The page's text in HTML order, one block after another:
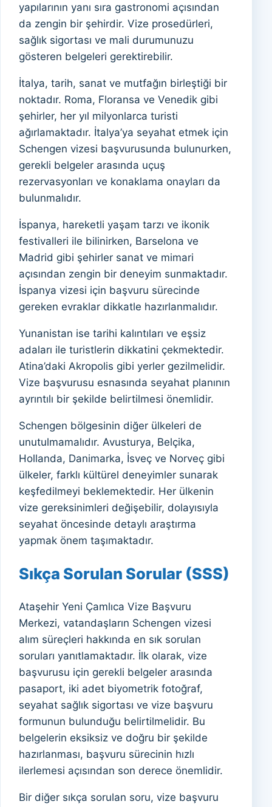
yapılarının yanı sıra gastronomi açısından
da zengin bir şehirdir. Vize prosedürleri,
sağlık sigortası ve mali durumunuzu
gösteren belgeleri gerektirebilir.
İtalya, tarih, sanat ve mutfağın birleştiği bir
noktadır. Roma, Floransa ve Venedik gibi
şehirler, her yıl milyonlarca turisti
ağırlamaktadır. İtalya’ya seyahat etmek için
Schengen vizesi başvurusunda bulunurken,
gerekli belgeler arasında uçuş
rezervasyonları ve konaklama onayları da
bulunmalıdır.
İspanya, hareketli yaşam tarzı ve ikonik
festivalleri ile bilinirken, Barselona ve
Madrid gibi şehirler sanat ve mimari
açısından zengin bir deneyim sunmaktadır.
İspanya vizesi için başvuru sürecinde
gereken evraklar dikkatle hazırlanmalıdır.
Yunanistan ise tarihi kalıntıları ve eşsiz
adaları ile turistlerin dikkatini çekmektedir.
Atina’daki Akropolis gibi yerler gezilmelidir.
Vize başvurusu esnasında seyahat planının
ayrıntılı bir şekilde belirtilmesi önemlidir.
Schengen bölgesinin diğer ülkeleri de
unutulmamalıdır. Avusturya, Belçika,
Hollanda, Danimarka, İsveç ve Norveç gibi
ülkeler, farklı kültürel deneyimler sunarak
keşfedilmeyi beklemektedir. Her ülkenin
vize gereksinimleri değişebilir, dolayısıyla
seyahat öncesinde detaylı araştırma
yapmak önem taşımaktadır.
Sıkça Sorulan Sorular (SSS)
Ataşehir Yeni Çamlıca Vize Başvuru
Merkezi, vatandaşların Schengen vizesi
alım süreçleri hakkında en sık sorulan
soruları yanıtlamaktadır. İlk olarak, vize
başvurusu için gerekli belgeler arasında
pasaport, iki adet biyometrik fotoğraf,
seyahat sağlık sigortası ve vize başvuru
formunun bulunduğu belirtilmelidir. Bu
belgelerin eksiksiz ve doğru bir şekilde
hazırlanması, başvuru sürecinin hızlı
ilerlemesi açısından son derece önemlidir.
Bir diğer sıkça sorulan soru, vize başvuru